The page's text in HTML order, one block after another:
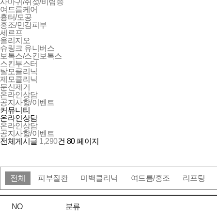
사마귀/쥐젖/비립종
여드름케어
흉터/모공
홍조/민감피부
세르프
올리지오
슈링크 유니버스
보톡스/스킨보톡스
스킨부스터
탈모클리닉
제모클리닉
문신제거
온라인상담
공지사항/이벤트
커뮤니티
온라인상담
온라인상담
공지사항/이벤트
전체게시글 1,290건 80 페이지
전체 피부질환 미백클리닉 여드름/홍조 리프팅
NO 분류